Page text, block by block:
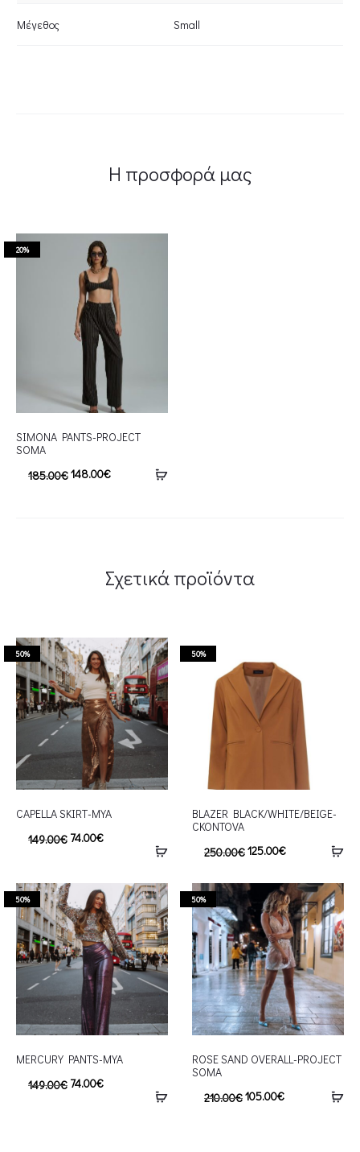
Μέγεθος Small
Η προσφορά μας
20%
SIMONA PANTS-PROJECT
SOMA
185.00€148.00€
Σχετικά προϊόντα
50%
CAPELLA SKIRT-MYA
149.00€ 74.00€
50%
BLAZER BLACK/WHITE/BEIGE-
CKONTOVA
250.00€125.00€
50%
MERCURY PANTS-MYA
149.00€ 74.00€
50%
ROSE SAND OVERALL-PROJECT
SOMA
210.00€105.00€